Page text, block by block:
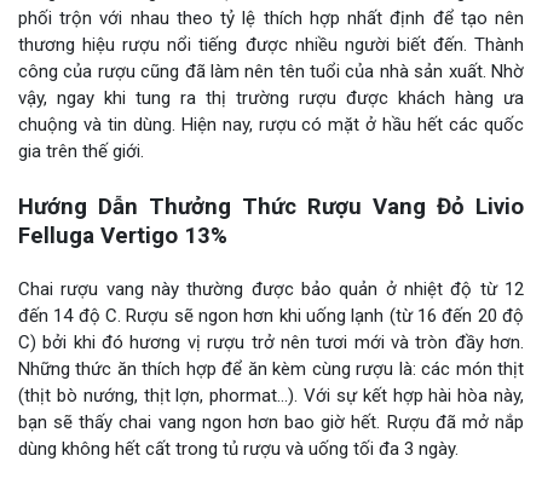
phối trộn với nhau theo tỷ lệ thích hợp nhất định để tạo nên
thương hiệu rượu nổi tiếng được nhiều người biết đến. Thành
công của rượu cũng đã làm nên tên tuổi của nhà sản xuất. Nhờ
vậy, ngay khi tung ra thị trường rượu được khách hàng ưa
chuộng và tin dùng. Hiện nay, rượu có mặt ở hầu hết các quốc
gia trên thế giới.
Hướng Dẫn Thưởng Thức Rượu Vang Đỏ Livio
Felluga Vertigo 13%
Chai rượu vang này thường được bảo quản ở nhiệt độ từ 12
đến 14 độ C. Rượu sẽ ngon hơn khi uống lạnh (từ 16 đến 20 độ
C) bởi khi đó hương vị rượu trở nên tươi mới và tròn đầy hơn.
Những thức ăn thích hợp để ăn kèm cùng rượu là: các món thịt
(thịt bò nướng, thịt lợn, phormat…). Với sự kết hợp hài hòa này,
bạn sẽ thấy chai vang ngon hơn bao giờ hết. Rượu đã mở nắp
dùng không hết cất trong tủ rượu và uống tối đa 3 ngày.